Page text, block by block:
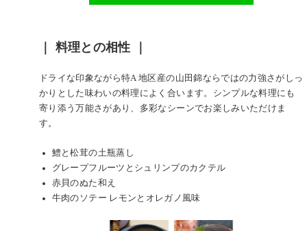
｜ 料理との相性 ｜
ドライな印象ながら特A 地区産の山田錦ならではの力強さがしっ
かりとした味わいの料理によく合います。シンプルな料理にも
寄り添う万能さがあり、多彩なシーンでお楽しみいただけま
す。
鱧と松茸の土瓶蒸し
グレープフルーツとシュリンプのカクテル
赤貝のぬた和え
牛肉のソテー レモンとオレガノ風味